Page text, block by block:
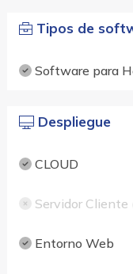
Tipos de
Software para
Despliegue
CLOUD
Servidor Cliente
Entorno Web